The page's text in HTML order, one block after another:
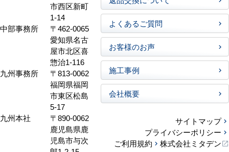
市西区新町
1-14
中部事務所
〒462-0065
愛知県名古
屋市北区喜
惣治1-116
九州事務所
〒813-0062
福岡県福岡
市東区松島
5-17
九州本社
〒890-0062
鹿児島県鹿
児島市与次
よくあるご質問
お客様のお声
施工事例
会社概要
サイトマップ
プライバシーポリシー
ご利用規約
株式会社ミタデン